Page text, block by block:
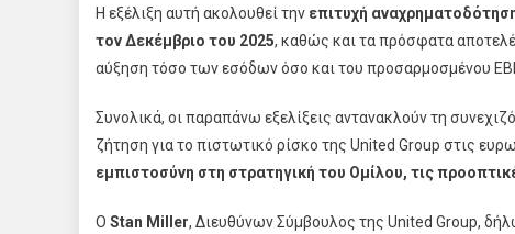
Η εξέλιξη αυτή ακολουθεί την επιτυχή
τον Δεκέμβριο του 2025, καθώς και τα πρόσφατα
αύξηση τόσο των εσόδων όσο και του προσαρμοσμένου
Συνολικά, οι παραπάνω εξελίξεις αντανακλούν τη
ζήτηση για τo πιστωτικό ρίσκο της United Group στις
εμπιστοσύνη στη στρατηγική του Ομίλου, τις
Ο Stan Miller, Διευθύνων Σύμβουλος της United Group,